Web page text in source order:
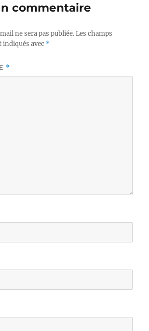
commentaire
ne sera pas publiée. Les champs
avec *
*